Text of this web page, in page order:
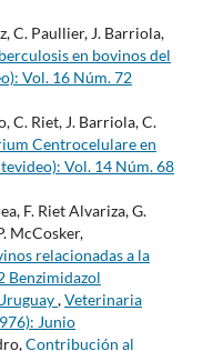
C. Paullier, J. Barriola,
en bovinos del
Vol. 16 Núm. 72
C. Riet, J. Barriola, C.
Centrocelulare en
Vol. 14 Núm. 68
F. Riet Alvariza, G.
McCosker,
relacionadas a la
Benzimidazol
,Veterinaria
Junio
Contribución al